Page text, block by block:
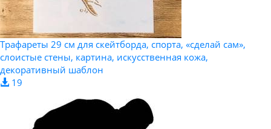
Трафареты 29 см для скейтборда, спорта, «сделай сам»,
слоистые стены, картина, искусственная кожа,
декоративный шаблон
19